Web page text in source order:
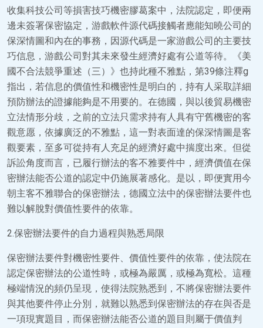
收集科技公司等損害技巧機密膠葛案中，法院認定，即便兩
邊未簽署保密協定，游戲軟件源代碼接觸者應能知曉公司的
保深情圖和內在的事務，因源代碼是一家游戲公司的主要技
巧信息，游戲公司對其未來發生經濟好處有公道等待。《美
國不合法競爭重述（三）》也持此種不雅點，第39條注釋g
指出，若信息的價值性和機密性是明白的，持有人采取詳細
預防辦法的證據能夠是不用要的。在德國，與以後貿易機密
立法情形分歧，之前的立法只需求持有人具有守舊機密的客
觀意愿，依據廣泛的不雅點，這一對表面達的保深情圖是客
觀要素，至多可從持有人充足的經濟好處中揣度出來。但從
訴訟角度而言，已履行辦法的客不雅要件中，經濟價值在保
密辦法能否公道的認定中仍施展著感化。是以，即便實用今
朝主客不雅聯合的保密辦法，德國立法中的保密辦法要件也
難以解脫對價值性要件的依靠。
2.保密辦法要件的自力過程與熟悉局限
保密辦法要件對機密性要件、價值性要件的依靠，使法院在
認定保密辦法的公道性時，或極為嚴厲，或極為寬松。這種
極端情況的頻仍呈現，使得法院熟悉到，不將保密辦法要件
與其他要件停止分別，就難以熟悉到保密辦法的存在與否是
一項現實題目，而保密辦法能否公道的題目則屬于價值判